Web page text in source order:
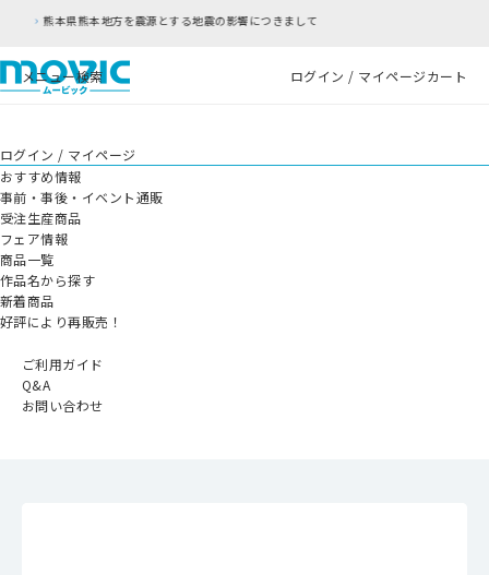
地震の影響につきまして
メニュー検索 ログイン / マイページカート
ログイン / マイページ
おすすめ情報
事前・事後・イベント通販
受注生産商品
フェア情報
商品一覧
作品名から探す
新着商品
好評により再販売！
ご利用ガイド
Q&A
お問い合わせ